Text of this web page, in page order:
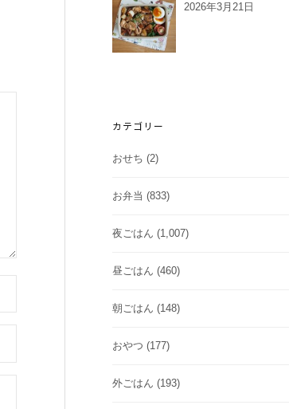
2026年3月21日
カテゴリー
おせち (2)
お弁当 (833)
夜ごはん (1,007)
昼ごはん (460)
朝ごはん (148)
おやつ (177)
外ごはん (193)